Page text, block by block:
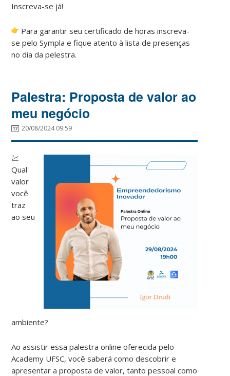
Inscreva-se já!
Para garantir seu certificado de horas inscreva-
se pelo Sympla e fique atento à lista de presenças
no dia da pelestra.
Palestra: Proposta de valor ao
meu negócio
20/08/2024 09:59
💹
Qual
valor
você
traz
ao seu
ambiente?
Ao assistir essa palestra online oferecida pelo
Academy UFSC, você saberá como descobrir e
apresentar a proposta de valor, tanto pessoal como